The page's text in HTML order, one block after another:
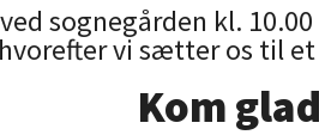
sognegården kl.
vi sætter os til
Kom